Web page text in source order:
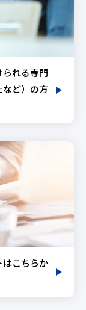
れる専門
など）の方
はこちらか